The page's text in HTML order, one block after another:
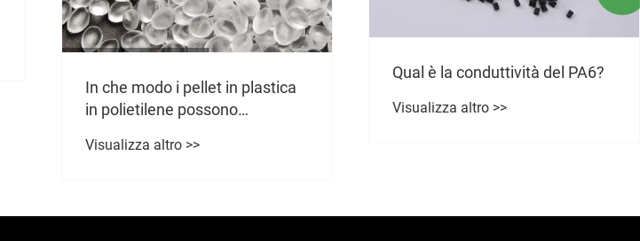
In che modo i pellet in plastica
in polietilene possono
prodotti in plastica
Visualizza altro >>
Qual è la conduttività del PA6?
Visualizza altro >>